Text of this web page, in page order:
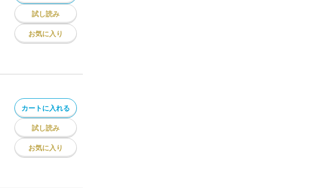
試し読み
お気に入り
カートに入れる
試し読み
お気に入り